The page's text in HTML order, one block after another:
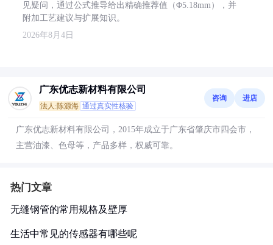
见疑问，通过公式推导给出精确推荐值（Φ5.18mm），并
附加工艺建议与扩展知识。
2026年8月4日
广东优志新材料有限公司
法人:陈源海 通过真实性核验
咨询 进店
广东优志新材料有限公司，2015年成立于广东省肇庆市四会市，
主营油漆、色母等，产品多样，权威可靠。
热门文章
无缝钢管的常用规格及壁厚
生活中常见的传感器有哪些呢